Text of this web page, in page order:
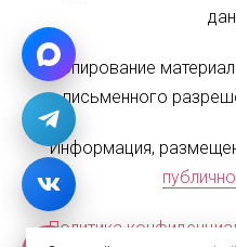
Копирование
письменного
Информация,
Политика